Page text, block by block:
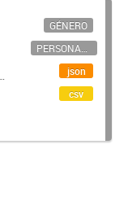
GÉNERO
PERSONAL CIENTÍFICO-TECNOLÓGICO
json
csv